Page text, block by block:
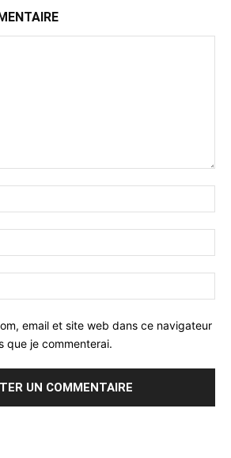
email et site web dans ce navigateur
que je commenterai.